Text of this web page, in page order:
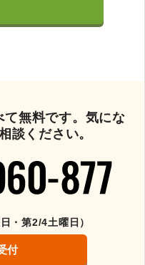
て無料です。気にな
談ください。
・第2/4土曜日）
付